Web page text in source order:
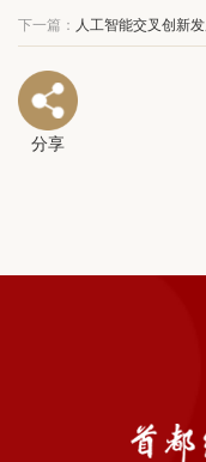
下一篇： 人工智能交叉创新
分享